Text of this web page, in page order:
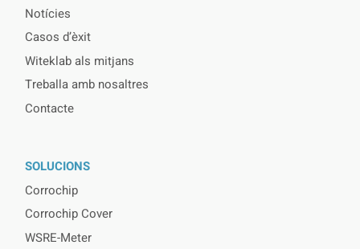
Notícies
Casos d’èxit
Witeklab als mitjans
Treballa amb nosaltres
Contacte
SOLUCIONS
Corrochip
Corrochip Cover
WSRE-Meter